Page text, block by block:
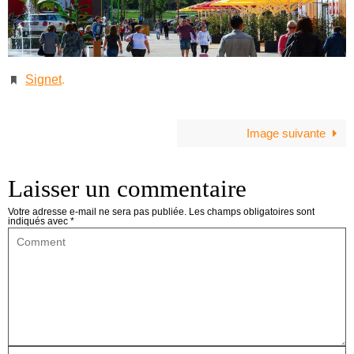
Signet.
Image suivante
Laisser un commentaire
Votre adresse e-mail ne sera pas publiée. Les champs obligatoires sont
indiqués avec *